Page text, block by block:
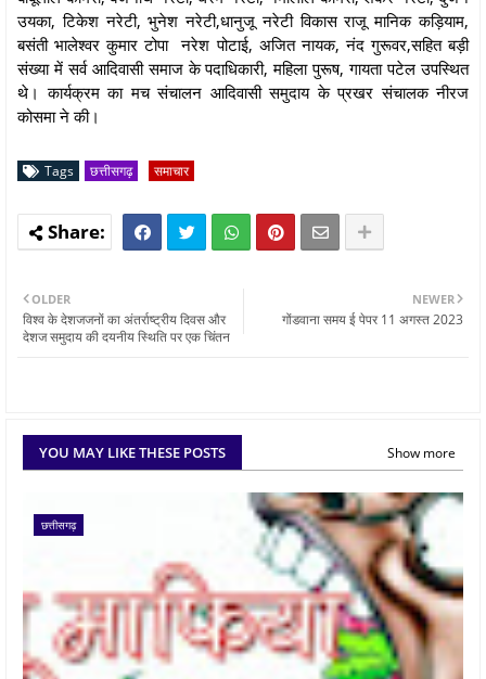
उयका, टिकेश नरेटी, भुनेश नरेटी,धानुजू नरेटी विकास राजू मानिक कड़ियाम,
बसंती भालेश्वर कुमार टोपा नरेश पोटाई, अजित नायक, नंद गुरूवर,सहित बड़ी
संख्या में सर्व आदिवासी समाज के पदाधिकारी, महिला पुरूष, गायता पटेल उपस्थित
थे। कार्यक्रम का मच संचालन आदिवासी समुदाय के प्रखर संचालक नीरज
कोसमा ने की।
Tags छत्तीसगढ़ समाचार
NEWER
गोंडवाना समय ई पेपर 11 अगस्त 2023
OLDER
विश्व के देशजजनों का अंतर्राष्ट्रीय दिवस और
देशज समुदाय की दयनीय स्थिति पर एक चिंतन
YOU MAY LIKE THESE POSTS Show more
छत्तीसगढ़